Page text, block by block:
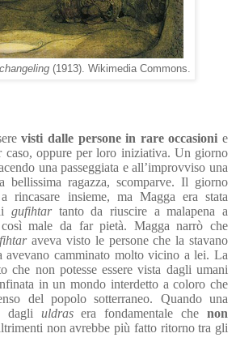
(1913). Wikimedia Commons.
visti dalle persone in rare occasioni e
caso, oppure per loro iniziativa. Un giorno
una passeggiata e all’improvviso una
bellissima ragazza, scomparve. Il giorno
rincasare insieme, ma Magga era stata
gufihtartanto da riuscire a malapena a
male da far pietà. Magga narrò che
aveva visto le persone che la stavano
avevano camminato molto vicino a lei. La
che non potesse essere vista dagli umani
in un mondo interdetto a coloro che
del popolo sotterraneo. Quando una
dagli uldrasera fondamentale che non
non avrebbe più fatto ritorno tra gli